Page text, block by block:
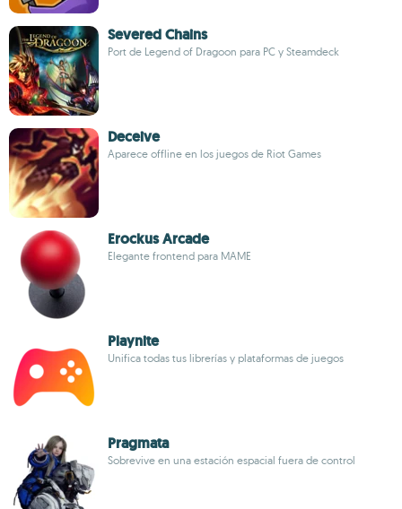
Severed Chains
Port de Legend of Dragoon para PC y Steamdeck
Deceive
Aparece offline en los juegos de Riot Games
Erockus Arcade
Elegante frontend para MAME
Playnite
Unifica todas tus librerías y plataformas de juegos
Pragmata
Sobrevive en una estación espacial fuera de control